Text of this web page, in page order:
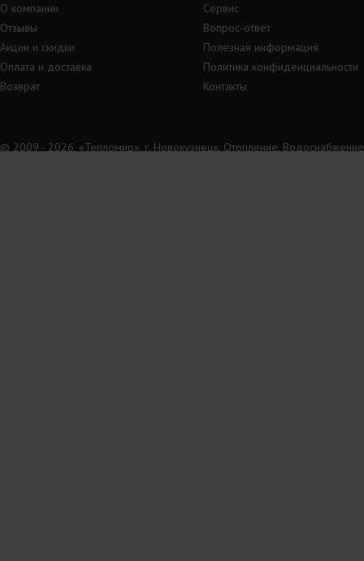
О компании
Сервис
Отзывы
Вопрос-ответ
Акции и скидки
Полезная информация
Оплата и доставка
Политика конфиденциальности
Возврат
Контакты
© 2009 - 2026, «Тепломир», г. Новокузнецк. Отопление,